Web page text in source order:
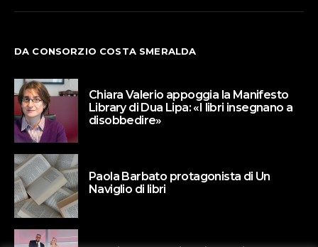
DA CONSORZIO COSTA SMERALDA
Chiara Valerio appoggia la Manifesto
Library di Dua Lipa: «I libri insegnano a
disobbedire»
Paola Barbato protagonista di Un
Naviglio di libri